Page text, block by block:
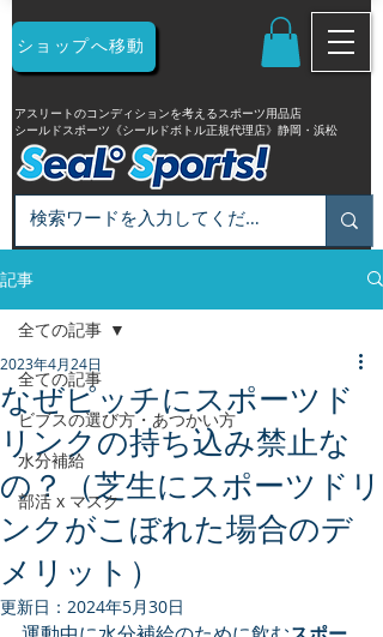
アスリートのコンディションを考えるスポーツ用品店
シールドスポーツ《シールドボトル正規代理店》静岡・浜松
ショップへ移動
記事
全ての記事
ビブスの選び方・あつかい方
水分補給
部活 x マスク
全ての記事
なぜピッチにスポーツド
リンクの持ち込み禁止な
の？（芝生にスポーツドリ
ンクがこぼれた場合のデ
メリット）
2023年4月24日
更新日： 2024年5月30日